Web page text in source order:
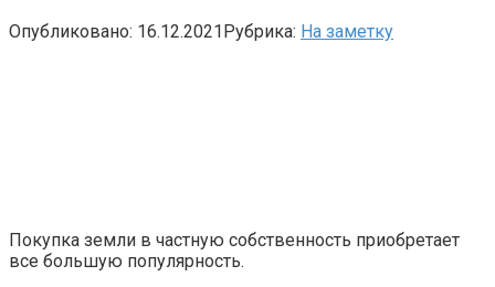
Опубликовано: 16.12.2021Рубрика: На заметку
Покупка земли в частную собственность приобретает
все большую популярность.